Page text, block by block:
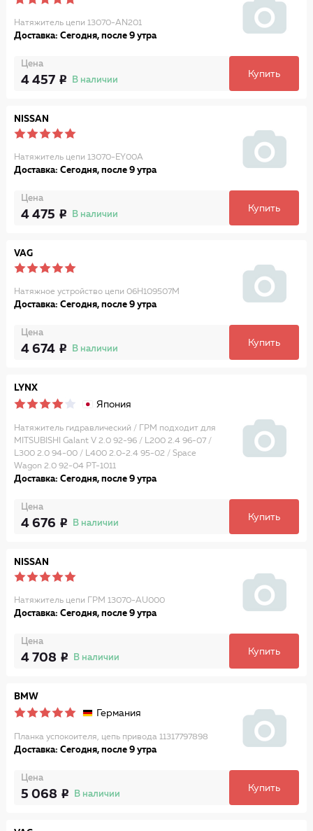
Натяжитель цепи 13070-AN201
Доставка: Сегодня, после 9 утра
Цена
4 457 В наличии
Купить
NISSAN
Натяжитель цепи 13070-EY00A
Доставка: Сегодня, после 9 утра
Цена
4 475 В наличии
Купить
VAG
Натяжное устройство цепи 06H109507M
Доставка: Сегодня, после 9 утра
Цена
4 674 В наличии
Купить
LYNX
Япония
Натяжитель гидравлический / ГРМ подходит для
MITSUBISHI Galant V 2.0 92-96 / L200 2.4 96-07 /
L300 2.0 94-00 / L400 2.0-2.4 95-02 / Space
Wagon 2.0 92-04 PT-1011
Доставка: Сегодня, после 9 утра
Цена
4 676 В наличии
Купить
NISSAN
Натяжитель цепи ГРМ 13070-AU000
Доставка: Сегодня, после 9 утра
Цена
4 708 В наличии
Купить
BMW
Германия
Планка успокоителя, цепь привода 11317797898
Доставка: Сегодня, после 9 утра
Цена
5 068 В наличии
Купить